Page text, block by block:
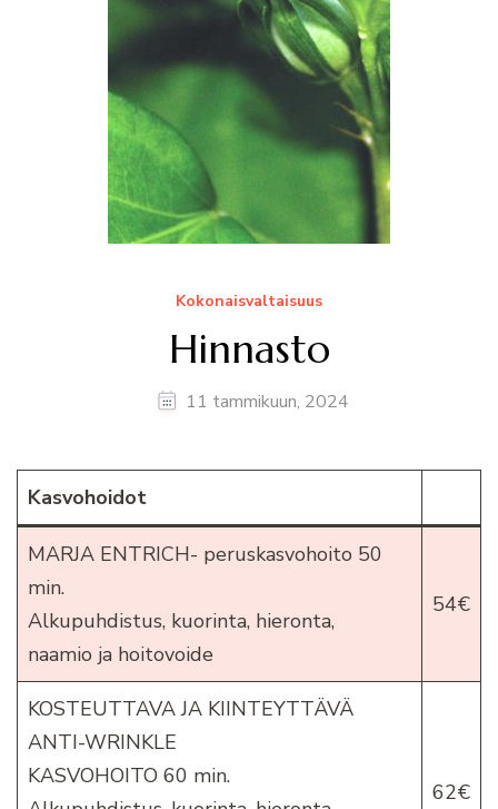
Kokonaisvaltaisuus
Hinnasto
11 tammikuun, 2024
Kasvohoidot
MARJA ENTRICH- peruskasvohoito 50
min.
Alkupuhdistus, kuorinta, hieronta,
naamio ja hoitovoide
54€
KOSTEUTTAVA JA KIINTEYTTÄVÄ
ANTI-WRINKLE
KASVOHOITO 60 min.
62€